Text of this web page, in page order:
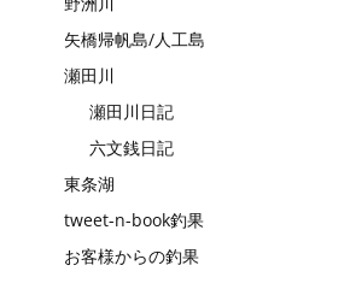
矢橋帰帆島/人工島
瀬田川
瀬田川日記
六文銭日記
東条湖
tweet-n-book釣果
お客様からの釣果